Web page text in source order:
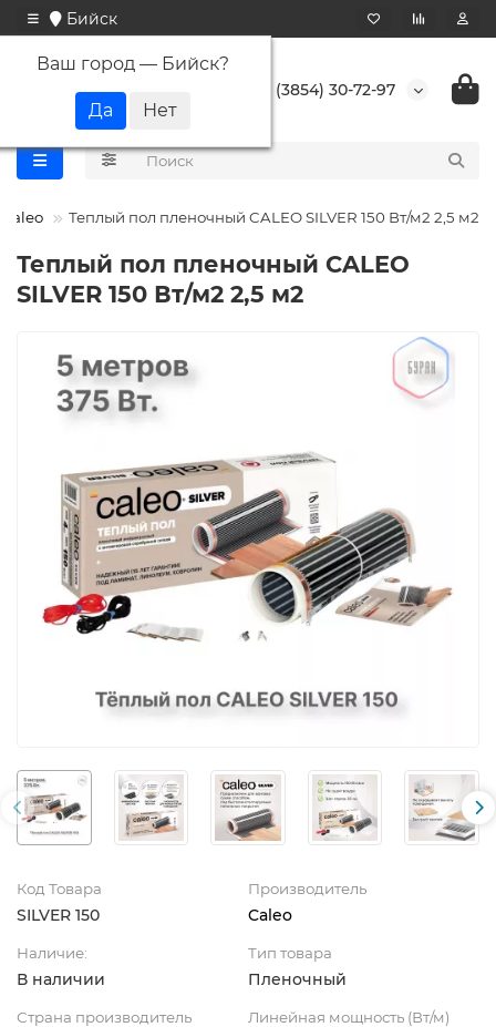
Бийск
Ваш город — Бийск?
+7 (3854) 30-72-97
Caleo Теплый пол пленочный CALEO SILVER 150 Вт/м2 2,5 м2
Теплый пол пленочный CALEO
SILVER 150 Вт/м2 2,5 м2
Код Товара
SILVER 150
Производитель
Caleo
Наличие:
В наличии
Тип товара
Пленочный
Страна производитель Линейная мощность (Вт/м)